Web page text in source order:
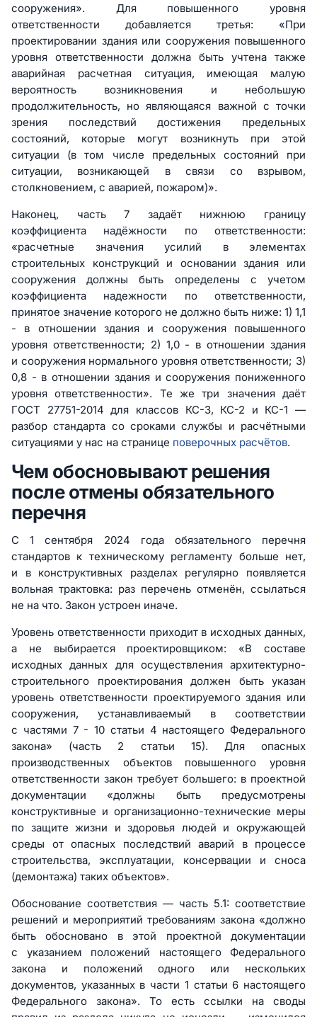
сооружения». Для повышенного уровня
ответственности добавляется третья: «При
проектировании здания или сооружения повышенного
уровня ответственности должна быть учтена также
аварийная расчетная ситуация, имеющая малую
вероятность возникновения и небольшую
продолжительность, но являющаяся важной с точки
зрения последствий достижения предельных
состояний, которые могут возникнуть при этой
ситуации (в том числе предельных состояний при
ситуации, возникающей в связи со взрывом,
столкновением, с аварией, пожаром)».
Наконец, часть 7 задаёт нижнюю границу
коэффициента надёжности по ответственности:
«расчетные значения усилий в элементах
строительных конструкций и основании здания или
сооружения должны быть определены с учетом
коэффициента надежности по ответственности,
принятое значение которого не должно быть ниже: 1) 1,1
- в отношении здания и сооружения повышенного
уровня ответственности; 2) 1,0 - в отношении здания
и сооружения нормального уровня ответственности; 3)
0,8 - в отношении здания и сооружения пониженного
уровня ответственности». Те же три значения даёт
ГОСТ 27751-2014 для классов КС-3, КС-2 и КС-1 —
разбор стандарта со сроками службы и расчётными
ситуациями у нас на странице поверочных расчётов.
Чем обосновывают решения
после отмены обязательного
перечня
С 1 сентября 2024 года обязательного перечня
стандартов к техническому регламенту больше нет,
и в конструктивных разделах регулярно появляется
вольная трактовка: раз перечень отменён, ссылаться
не на что. Закон устроен иначе.
Уровень ответственности приходит в исходных данных,
а не выбирается проектировщиком: «В составе
исходных данных для осуществления архитектурно-
строительного проектирования должен быть указан
уровень ответственности проектируемого здания или
сооружения, устанавливаемый в соответствии
с частями 7 - 10 статьи 4 настоящего Федерального
закона» (часть 2 статьи 15). Для опасных
производственных объектов повышенного уровня
ответственности закон требует большего: в проектной
документации «должны быть предусмотрены
конструктивные и организационно-технические меры
по защите жизни и здоровья людей и окружающей
среды от опасных последствий аварий в процессе
строительства, эксплуатации, консервации и сноса
(демонтажа) таких объектов».
Обоснование соответствия — часть 5.1: соответствие
решений и мероприятий требованиям закона «должно
быть обосновано в этой проектной документации
с указанием положений настоящего Федерального
закона и положений одного или нескольких
документов, указанных в части 1 статьи 6 настоящего
Федерального закона». То есть ссылки на своды